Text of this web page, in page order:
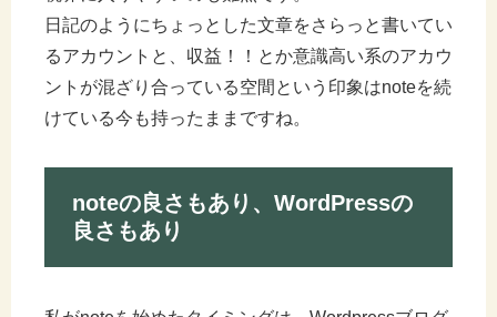
日記のようにちょっとした文章をさらっと書いてい
るアカウントと、収益！！とか意識高い系のアカウ
ントが混ざり合っている空間という印象はnoteを続
けている今も持ったままですね。
noteの良さもあり、WordPressの
良さもあり